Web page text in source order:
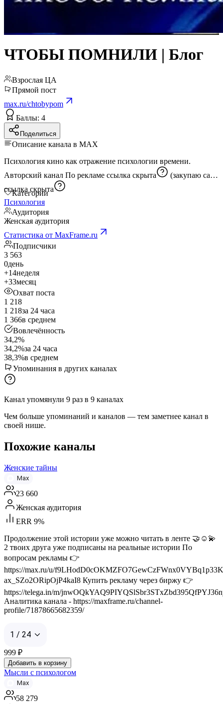
ЧТОБЫ ПОМНИЛИ | Блог
Взрослая ЦА
Прямой пост
max.ru/chtobypom
Баллы: 4
Поделиться
Описание канала в MAX
Психология кино как отражение психологии времени.
Авторский канал По рекламе ссылка скрыта
(закупаю сам)
ссылка скрыта
Категории
Психология
Аудитория
Женская аудитория
Статистика от MaxFrame.ru
Подписчики
3 563
0день
+14неделя
+33месяц
Охват поста
1 218
1 218за 24 часа
1 366в среднем
Вовлечённость
34,2%
34,2%за 24 часа
38,3%в среднем
Упоминания в других каналах
Канал упомянули 9 раз в 9 каналах
Чем больше упоминаний и каналов — тем заметнее канал в
своей нише.
Похожие каналы
Женские тайны
Max
23 660
Женская аудитория
ERR 9%
Продолжение этой истории уже можно читать в ленте 🤝☺️💫
2 твоих друга уже подписаны на реальные истории По
вопросам рекламы 👉
https://max.ru/u/
ax_SZo2ORipOjP4kaI8 Купить рекламу через биржу 👉
https://telega.in/m/
Аналитика канала - https://maxframe.ru/channel-
profile/71878665682359/
1 / 24
999 ₽
Добавить в корзину
Мысли с психологом
Max
58 279